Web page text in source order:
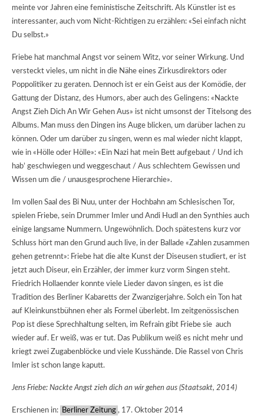
meinte vor Jahren eine feministische Zeitschrift. Als Künstler ist es
interessanter, auch vom Nicht-Richtigen zu erzählen: «Sei einfach nicht
Du selbst.»
Friebe hat manchmal Angst vor seinem Witz, vor seiner Wirkung. Und
versteckt vieles, um nicht in die Nähe eines Zirkusdirektors oder
Poppolitiker zu geraten. Dennoch ist er ein Geist aus der Komödie, der
Gattung der Distanz, des Humors, aber auch des Gelingens: «Nackte
Angst Zieh Dich An Wir Gehen Aus» ist nicht umsonst der Titelsong des
Albums. Man muss den Dingen ins Auge blicken, um darüber lachen zu
können. Oder um darüber zu singen, wenn es mal wieder nicht klappt,
wie in «Hölle oder Hölle»: «Ein Nazi hat mein Bett aufgebaut / Und ich
hab’ geschwiegen und weggeschaut / Aus schlechtem Gewissen und
Wissen um die / unausgesprochene Hierarchie».
Im vollen Saal des Bi Nuu, unter der Hochbahn am Schlesischen Tor,
spielen Friebe, sein Drummer Imler und Andi Hudl an den Synthies auch
einige langsame Nummern. Ungewöhnlich. Doch spätestens kurz vor
Schluss hört man den Grund auch live, in der Ballade «Zahlen zusammen
gehen getrennt»: Friebe hat die alte Kunst der Diseusen studiert, er ist
jetzt auch Diseur, ein Erzähler, der immer kurz vorm Singen steht.
Friedrich Hollaender konnte viele Lieder davon singen, es ist die
Tradition des Berliner Kabaretts der Zwanzigerjahre. Solch ein Ton hat
auf Kleinkunstbühnen eher als Formel überlebt. Im zeitgenössischen
Pop ist diese Sprechhaltung selten, im Refrain gibt Friebe sie auch
wieder auf. Er weiß, was er tut. Das Publikum weiß es nicht mehr und
kriegt zwei Zugabenblöcke und viele Kusshände. Die Rassel von Chris
Imler ist schon lange kaputt.
Jens Friebe: Nackte Angst zieh dich an wir gehen aus (Staatsakt, 2014)
Erschienen in: Berliner Zeitung , 17. Oktober 2014